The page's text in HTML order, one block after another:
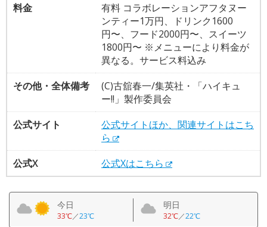
料金
有料 コラボレーションアフタヌー
ンティー1万円、ドリンク1600
円〜、フード2000円〜、スイーツ
1800円〜 ※メニューにより料金が
異なる。サービス料込み
その他・全体備考
(C)古舘春一/集英社・「ハイキュ
ー!!」製作委員会
公式サイト
公式サイトほか、関連サイトはこち
ら
公式X
公式Xはこちら
今日
33℃／23℃
明日
32℃／22℃